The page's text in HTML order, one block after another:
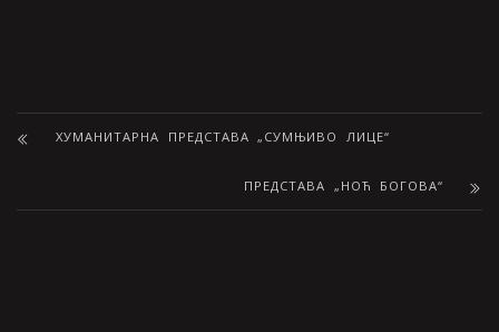
ХУМАНИТАРНА ПРЕДСТАВА „СУМЊИВО ЛИЦЕ“
ПРЕДСТАВА „НОЋ БОГОВА“